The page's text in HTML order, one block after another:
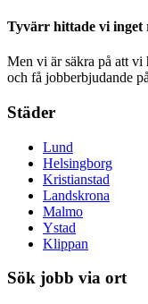
Tyvärr hittade vi inget
Men vi är säkra på att vi
och få jobberbjudande
Städer
Lund
Helsingborg
Kristianstad
Landskrona
Malmo
Ystad
Klippan
Sök jobb via ort